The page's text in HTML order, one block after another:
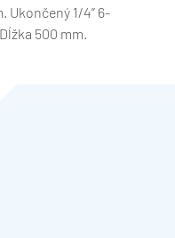
Ukončený 1/4” 6-
500 mm.